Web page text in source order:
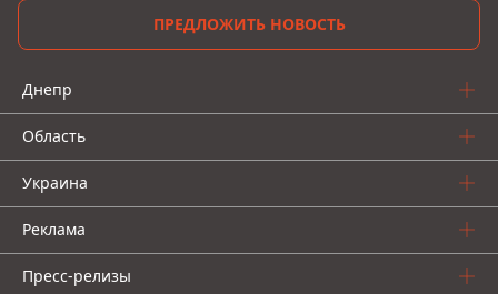
ПРЕДЛОЖИТЬ НОВОСТЬ
Днепр
Область
Украина
Реклама
Пресс-релизы